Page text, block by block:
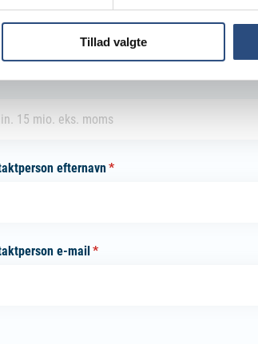
Tillad valgte
efternavn*
(påkrævet)
e-mail *
(påkrævet)